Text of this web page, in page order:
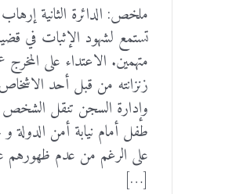
ملخص: الدائرة الثانية
متهمين. الاعتداء على
زنزانته من قبل أحد
وإدارة السجن تنقل
طفل أمام نيابة أمن
على الرغم من عدم ظهورهم
[…]